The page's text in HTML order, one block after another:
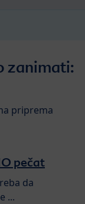
zanimati:
priprema
pečat
da
...